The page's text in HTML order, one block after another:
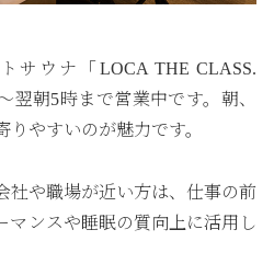
サウナ「LOCA THE CLASS.
翌朝5時まで営業中です。朝、
やすいのが魅力です。
社や職場が近い方は、仕事の前
マンスや睡眠の質向上に活用し